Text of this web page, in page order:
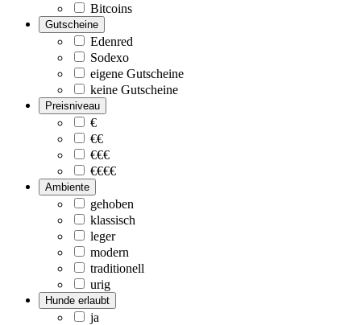
Bitcoins
Gutscheine
Edenred
Sodexo
eigene Gutscheine
keine Gutscheine
Preisniveau
€
€€
€€€
€€€€
Ambiente
gehoben
klassisch
leger
modern
traditionell
urig
Hunde erlaubt
ja